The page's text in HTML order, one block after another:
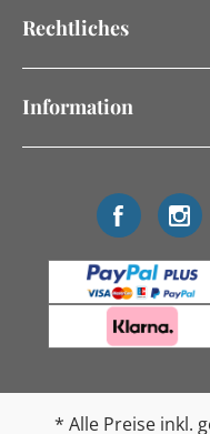
Rechtliches
Information
* Alle Preise inkl.